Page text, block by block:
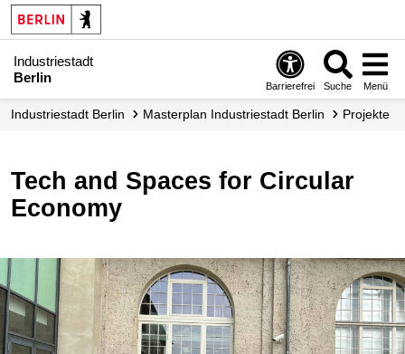
Industriestadt
Berlin
Barrierefrei Suche Menü
Industrie­stadt Berlin Masterplan Industriestadt Berlin Projekte
Tech and Spaces for Circular
Economy